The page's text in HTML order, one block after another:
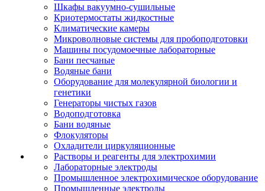
Шкафы вакуумно-сушильные
Криотермостаты жидкостные
Климатические камеры
Микроволновые системы для пробоподготовки
Машины посудомоечные лабораторные
Бани песчаные
Водяные бани
Оборудование для молекулярной биологии и
генетики
Генераторы чистых газов
Водоподготовка
Бани водяные
Флокуляторы
Охладители циркуляционные
Растворы и реагенты для электрохимии
Лабораторные электроды
Промышленное электрохимическое оборудование
Промышленные электроды